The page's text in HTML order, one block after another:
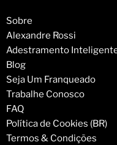
Sobre
Alexandre Rossi
Adestramento
Blog
Seja Um Franqueado
Trabalhe Conosco
FAQ
Política de Cookies (BR)
Termos & Condições